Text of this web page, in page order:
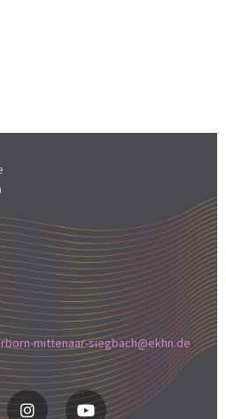
mittenaar-siegbach@ekhn.de